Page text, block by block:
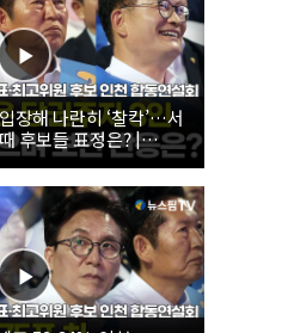
장해 나란히 ‘찰칵’…서
후보들 표정은? |
당대표·최고위원 후